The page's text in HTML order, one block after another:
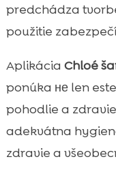
predchádza
použitie
Aplikácia Chloé
ponúka не len
pohodlie a
adekvátna
zdravie a